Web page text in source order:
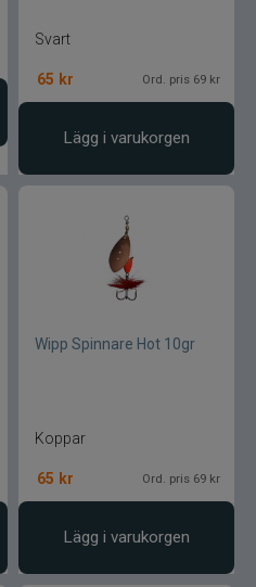
Svart
65 kr Ord. pris 69 kr
Lägg i varukorgen
Wipp Spinnare Hot 10gr
Koppar
65 kr Ord. pris 69 kr
Lägg i varukorgen